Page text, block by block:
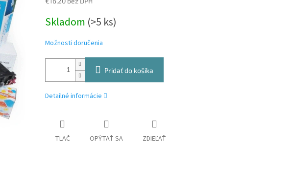
cena:
Skladom (>5 ks)
Možnosti doručenia
Pridať do košíka
Detailné informácie
TLAČ OPÝTAŤ SA ZDIEĽAŤ